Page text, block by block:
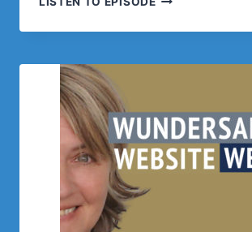
SOLLTEN
WEBDESIGN
INEINANDER
VERLIEBEN
UND
GEMEINSAM